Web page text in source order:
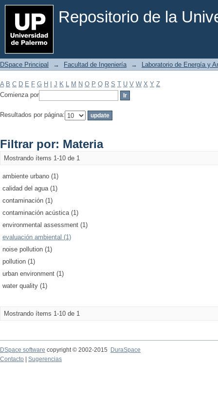
Repositorio de la
Filtrar por: Materia
DSpace Principal → Facultad de Ingeniería → Laboratorio de Energía y
A B C D E F G H J K L M N O P Q R S T U V W X Y Z
Comienza por
Resultados por página:
Filtrar por: Materia
Mostrando ítems 1-10 de 1
ambiente urbano (1)
calidad del agua (1)
contaminación (1)
contaminación acústica (1)
environmental assessment (1)
evaluación ambiental (1)
noise pollution (1)
pollution (1)
urban environment (1)
water quality (1)
Mostrando ítems 1-10 de 1
DSpace software copyright © 2002-2015
DuraSpace
Contacto
Sugerencias